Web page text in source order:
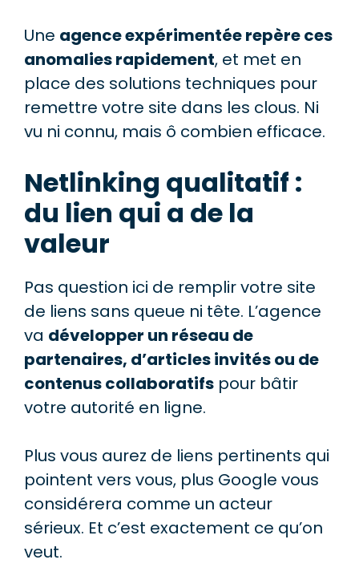
Une agence expérimentée repère ces
anomalies rapidement, et met en
place des solutions techniques pour
remettre votre site dans les clous. Ni
vu ni connu, mais ô combien efficace.
Netlinking qualitatif :
du lien qui a de la
valeur
Pas question ici de remplir votre site
de liens sans queue ni tête. L’agence
va développer un réseau de
partenaires, d’articles invités ou de
contenus collaboratifs pour bâtir
votre autorité en ligne.
Plus vous aurez de liens pertinents qui
pointent vers vous, plus Google vous
considérera comme un acteur
sérieux. Et c’est exactement ce qu’on
veut.